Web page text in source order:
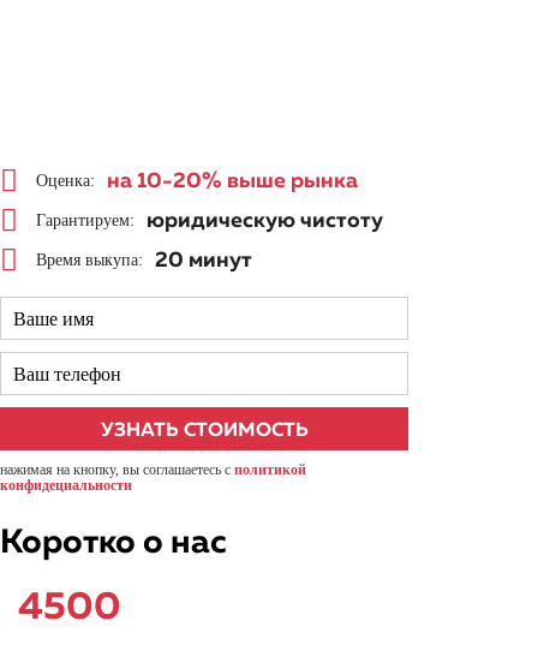
Оценка: на 10-20% выше рынка
Гарантируем: юридическую чистоту
Время выкупа: 20 минут
нажимая на кнопку, вы соглашаетесь с политикой
конфидециальности
Коротко о нас
4500